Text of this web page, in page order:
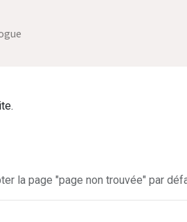
la page "page non trouvée" par